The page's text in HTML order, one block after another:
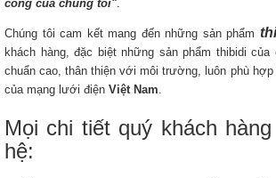
công của chúng tôi".
Chúng tôi cam kết mang đến những sản phẩm
khách hàng, đặc biệt những sản phẩm thibidi của
chuẩn cao, thân thiện với môi trường, luôn phù
của mạng lưới điện Việt Nam
Mọi chi tiết quý khách
hệ: